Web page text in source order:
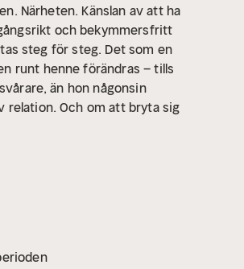
Närheten. Känslan av att ha
och bekymmersfritt
steg för steg. Det som en
runt henne förändras – tills
än hon någonsin
relation. Och om att bryta sig